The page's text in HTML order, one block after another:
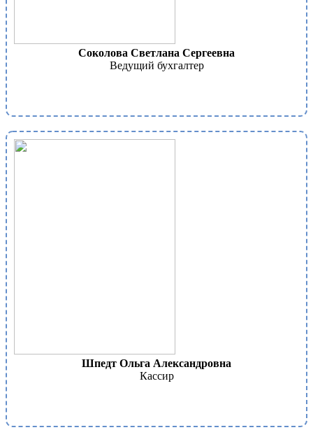
Соколова Светлана Сергеевна
Ведущий бухгалтер
Шпедт Ольга Александровна
Кассир